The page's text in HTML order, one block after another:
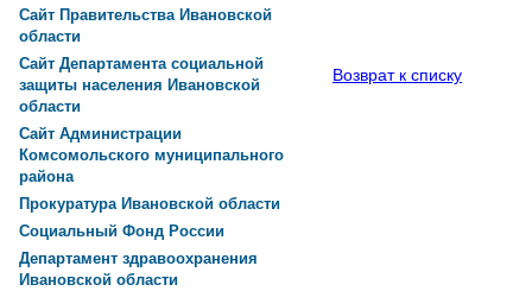
Возврат к списку
Сайт Правительства Ивановской
области
Сайт Департамента социальной
защиты населения Ивановской
области
Сайт Администрации
Комсомольского муниципального
района
Прокуратура Ивановской области
Социальный Фонд России
Департамент здравоохранения
Ивановской области